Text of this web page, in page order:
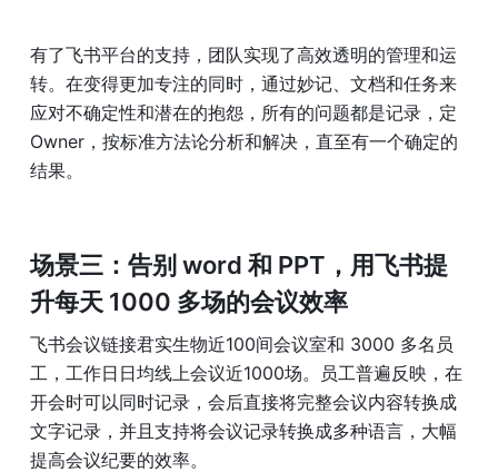
有了飞书平台的支持，团队实现了高效透明的管理和运
转。在变得更加专注的同时，通过妙记、文档和任务来
应对不确定性和潜在的抱怨，所有的问题都是记录，定
Owner，按标准方法论分析和解决，直至有一个确定的
结果。
场景三：告别 word 和 PPT，用飞书提
升每天 1000 多场的会议效率
飞书会议链接君实生物近100间会议室和 3000 多名员
工 ，工作日日均线上会议近1000场。员工普遍反映，在
开会时可以同时记录，会后直接将完整会议内容转换成
文字记录，并且支持将会议记录转换成多种语言，大幅
提高会议纪要的效率。